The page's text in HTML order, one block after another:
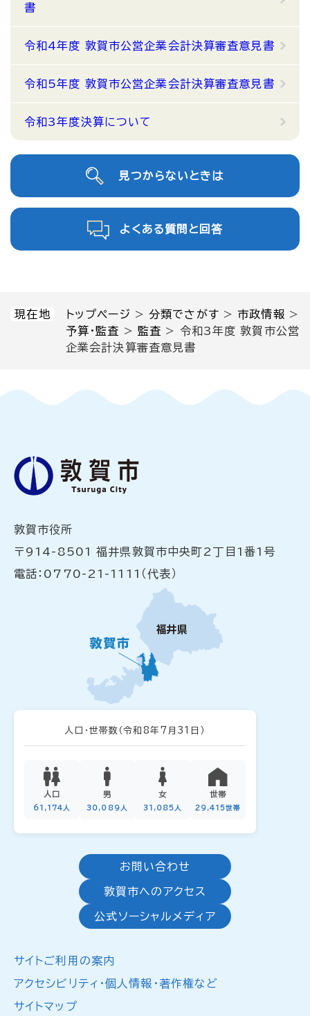
現在地 トップページ >分類でさがす >市政情報 >
予算・監査 > 監査 > 令和3年度 敦賀市公営
企業会計決算審査意見書
書
令和4年度 敦賀市公営企業会計決算審査意見書
令和5年度 敦賀市公営企業会計決算審査意見書
令和3年度決算について
見つからないときは
よくある質問と回答
敦賀市役所
〒914-8501 福井県敦賀市中央町2丁目1番1号
電話：0770-21-1111（代表）
人口・世帯数 （令和8年7月31日）
人口
61,174人
男
30,089人
女
31,085人
世帯
29,415世帯
お問い合わせ
敦賀市へのアクセス
公式ソーシャルメディア
サイトご利用の案内
アクセシビリティ・個人情報・著作権など
サイトマップ